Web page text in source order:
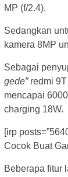
MP (f/2.4).
Sedangkan
kamera 8MP
Sebagai
gede” redmi
mencapai
charging 18W.
[irp
Cocok Buat
Beberapa fitur